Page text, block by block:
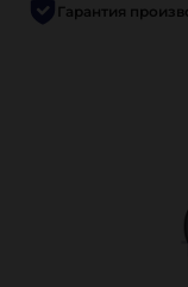
Гарантия